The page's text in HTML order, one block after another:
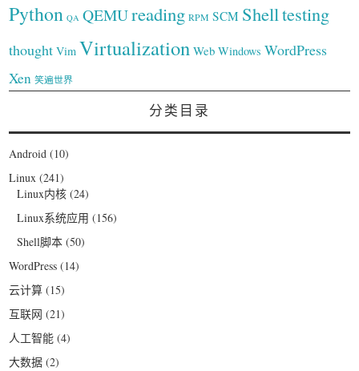
Python QA QEMUreading RPM SCM Shelltesting
thought Vim Virtualization Web Windows WordPress
Xen 笑遍世界
分类目录
Android (10)
Linux (241)
Linux内核 (24)
Linux系统应用 (156)
Shell脚本 (50)
WordPress (14)
云计算 (15)
互联网 (21)
人工智能 (4)
大数据 (2)